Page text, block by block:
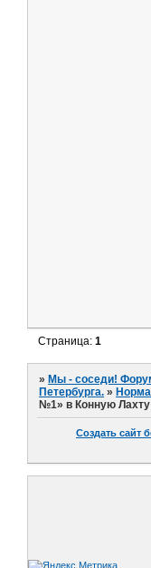
Страница:1
»Мы - соседи!
Петербурга. »
№1» в Конную Лахту
Создать сайт